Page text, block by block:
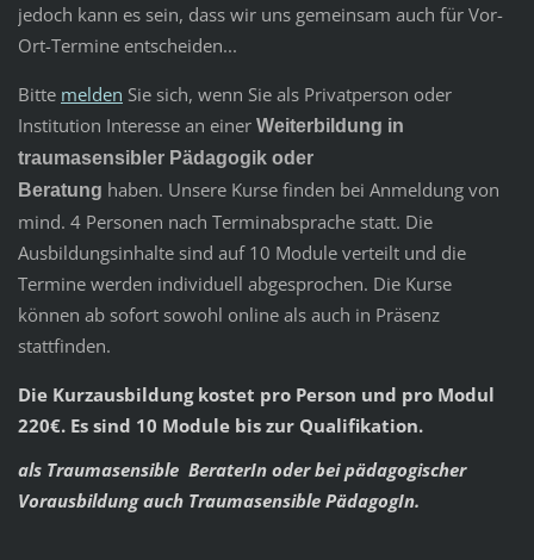
jedoch kann es sein, dass wir uns gemeinsam auch für Vor-
Ort-Termine entscheiden...
Bitte melden Sie sich, wenn Sie als Privatperson oder
Institution Interesse an einer Weiterbildung in
traumasensibler Pädagogik oder
Beratung haben. Unsere Kurse finden bei Anmeldung von
mind. 4 Personen nach Terminabsprache statt. Die
Ausbildungsinhalte sind auf 10 Module verteilt und die
Termine werden individuell abgesprochen. Die Kurse
können ab sofort sowohl online als auch in Präsenz
stattfinden.
Die Kurzausbildung kostet pro Person und pro Modul
220€. Es sind 10 Module bis zur Qualifikation.
als Traumasensible BeraterIn oder bei pädagogischer
Vorausbildung auch Traumasensible PädagogIn.